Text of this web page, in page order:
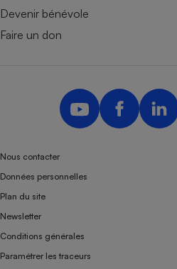
Devenir bénévole
Faire un don
Nous contacter
Données personnelles
Plan du site
Newsletter
Conditions générales
Paramétrer les traceurs